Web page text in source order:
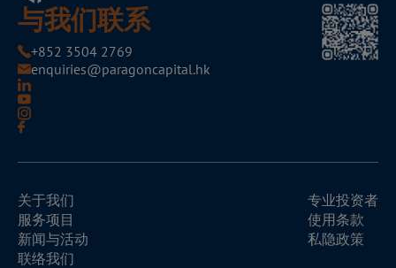
关于我们
服务项目
新闻与活动
联络我们
专业投资者
使用条款
私隐政策
与我们联系
+852 3504 2769
enquiries@paragoncapital.hk